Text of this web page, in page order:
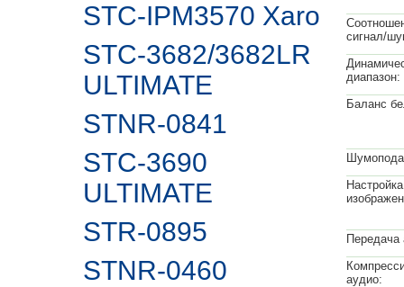
STC-IPM3570 Xaro
STC-3682/3682LR
ULTIMATE
STNR-0841
STC-3690
ULTIMATE
STR-0895
STNR-0460
сигнал/
диапазон:
Баланс
Настройка
Передача
аудио: